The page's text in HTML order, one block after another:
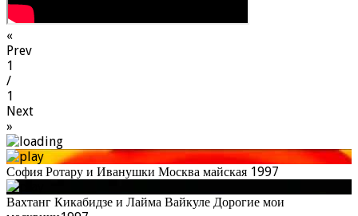
«
Prev
1
/
1
Next
»
София Ротару и Иванушки Москва майская 1997
Вахтанг Кикабидзе и Лайма Вайкуле Дорогие мои